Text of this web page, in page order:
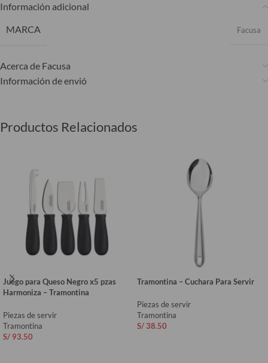
Información adicional
MARCA
Facusa
Acerca de Facusa
Información de envió
Productos Relacionados
Juego para Queso Negro x5 pzas
Harmoniza – Tramontina
Piezas de servir
Tramontina
S/ 93.50
Tramontina – Cuchara Para Servir
Piezas de servir
Tramontina
S/ 38.50